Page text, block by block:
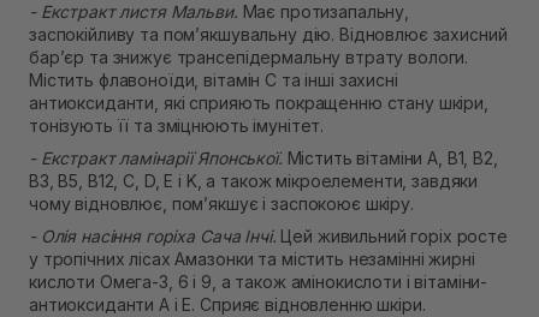
- Екстракт листя Мальви. Має протизапальну,
заспокійливу та пом’якшувальну дію. Відновлює захисний
бар’єр та знижує трансепідермальну втрату вологи.
Містить флавоноїди, вітамін С та інші захисні
антиоксиданти, які сприяють покращенню стану шкіри,
тонізують її та зміцнюють імунітет.
- Екстракт ламінарії Японської. Містить вітаміни A, B1, B2,
B3, B5, B12, C, D, E і K, а також мікроелементи, завдяки
чому відновлює, пом’якшує і заспокоює шкіру.
- Олія насіння горіха Сача Інчі. Цей живильний горіх росте
у тропічних лісах Амазонки та містить незамінні жирні
кислоти Омега-3, 6 і 9, а також амінокислоти і вітаміни-
антиоксиданти А і Е. Сприяє відновленню шкіри.